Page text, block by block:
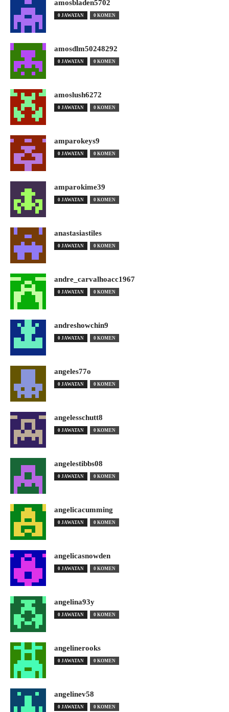
amosbladen5702
0 JAWATAN 0 KOMEN
amosdlm50248292
0 JAWATAN 0 KOMEN
amoslush6272
0 JAWATAN 0 KOMEN
amparokeys9
0 JAWATAN 0 KOMEN
amparokime39
0 JAWATAN 0 KOMEN
anastasiastiles
0 JAWATAN 0 KOMEN
andre_carvalhoacc1967
0 JAWATAN 0 KOMEN
andreshowchin9
0 JAWATAN 0 KOMEN
angeles77o
0 JAWATAN 0 KOMEN
angelesschutt8
0 JAWATAN 0 KOMEN
angelestibbs08
0 JAWATAN 0 KOMEN
angelicacumming
0 JAWATAN 0 KOMEN
angelicasnowden
0 JAWATAN 0 KOMEN
angelina93y
0 JAWATAN 0 KOMEN
angelinerooks
0 JAWATAN 0 KOMEN
angelinev58
0 JAWATAN 0 KOMEN